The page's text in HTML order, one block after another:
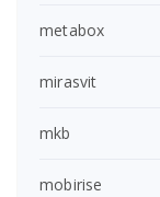
metabox
mirasvit
mkb
mobirise